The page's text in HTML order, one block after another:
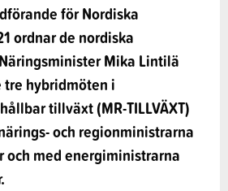
för Nordiska
ordnar de nordiska
Mika Lintilä
hybridmöten i
tillväxt (MR-TILLVÄXT)
och regionministrarna
och med energiministrarna